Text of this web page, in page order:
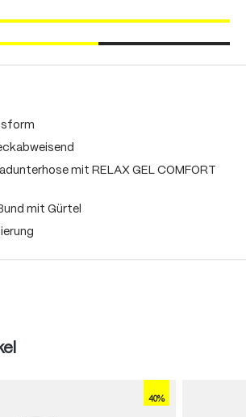
mit RELAX GEL COMFORT
mit Gürtel
40%